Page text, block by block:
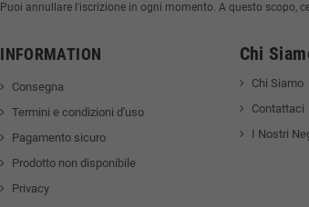
Puoi annullare l'iscrizione in ogni momento. A questo scopo,
INFORMATION
Consegna
Termini e condizioni d'uso
Pagamento sicuro
Prodotto non disponibile
Privacy
Chi
Chi Siamo
Contattaci
I Nostri